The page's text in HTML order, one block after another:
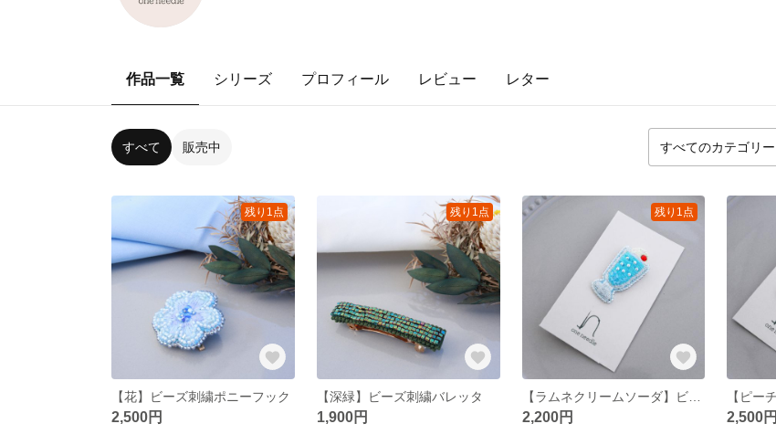
作品一覧 シリーズ プロフィール レビュー レター
すべて 販売中
残り1点
【花】ビーズ刺繍ポニーフック
2,500円
残り1点
【深緑】ビーズ刺繍バレッタ
1,900円
残り1点
【ラムネクリームソーダ】ビーズ刺繍ブローチ
2,200円 2,500円